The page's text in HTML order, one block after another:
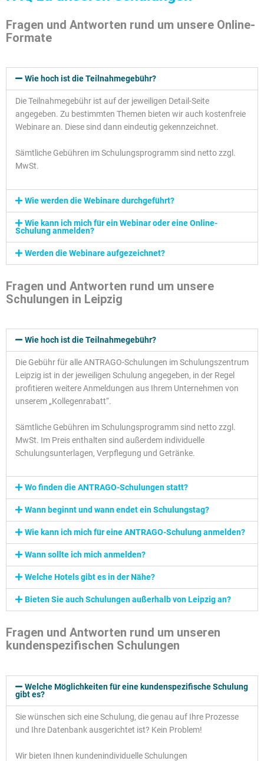
Fragen und Antworten rund um unsere Online-
Formate
Wie hoch ist die Teilnahmegebühr?
Die Teilnahmegebühr ist auf der jeweiligen Detail-Seite
angegeben. Zu bestimmten Themen bieten wir auch kostenfreie
Webinare an. Diese sind dann eindeutig gekennzeichnet.
Sämtliche Gebühren im Schulungsprogramm sind netto zzgl.
MwSt.
Wie werden die Webinare durchgeführt?
Wie kann ich mich für ein Webinar oder eine Online-
Schulung anmelden?
Werden die Webinare aufgezeichnet?
Fragen und Antworten rund um unsere
Schulungen in Leipzig
Wie hoch ist die Teilnahmegebühr?
Die Gebühr für alle ANTRAGO-Schulungen im Schulungszentrum
Leipzig ist in der jeweiligen Schulung angegeben, in der Regel
profitieren weitere Anmeldungen aus Ihrem Unternehmen von
unserem „Kollegenrabatt“.
Sämtliche Gebühren im Schulungsprogramm sind netto zzgl.
MwSt. Im Preis enthalten sind außerdem individuelle
Schulungsunterlagen, Verpflegung und Getränke.
Wo finden die ANTRAGO-Schulungen statt?
Wann beginnt und wann endet ein Schulungstag?
Wie kann ich mich für eine ANTRAGO-Schulung anmelden?
Wann sollte ich mich anmelden?
Welche Hotels gibt es in der Nähe?
Bieten Sie auch Schulungen außerhalb von Leipzig an?
Fragen und Antworten rund um unseren
kundenspezifischen Schulungen
Welche Möglichkeiten für eine kundenspezifische Schulung
gibt es?
Sie wünschen sich eine Schulung, die genau auf Ihre Prozesse
und Ihre Datenbank ausgerichtet ist? Kein Problem!
Wir bieten Ihnen kundenindividuelle Schulungen